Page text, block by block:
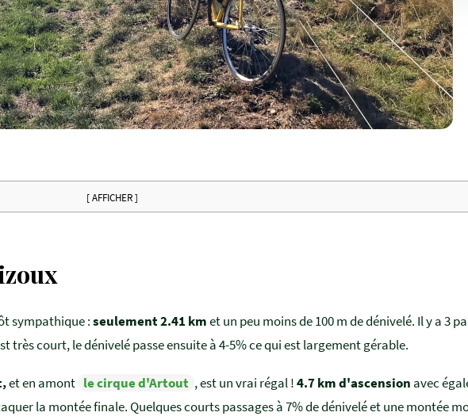
[ AFFICHER ]
sympathique :seulement 2.41 kmet un peu moins de 100 m de dénivelé. Il y a 3
très court, le dénivelé passe ensuite à 4-5% ce qui est largement gérable.
et en amont le cirque d'Artout , est un vrai régal !4.7 km d'ascension avec
la montée finale. Quelques courts passages à 7% de dénivelé et une montée